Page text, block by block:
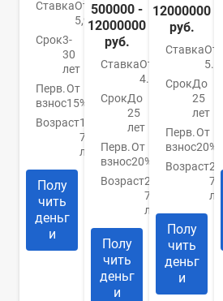
СтавкаОт
5,99%
Срок3-
30
лет
Перв.
взнос
От
15%
Возраст18-
70
лет
Полу
чить
деньг
и
500000 -
12000000
руб.
СтавкаОт
4.84%
СрокДо
25
лет
Перв.
взнос
От
20%
Возраст20-
75
лет
Полу
чить
деньг
и
12000000
руб.
СтавкаОт
5.9%
СрокДо
25
лет
Перв.
взнос
От
20%
Возраст20-
75
лет
Полу
чить
деньг
и